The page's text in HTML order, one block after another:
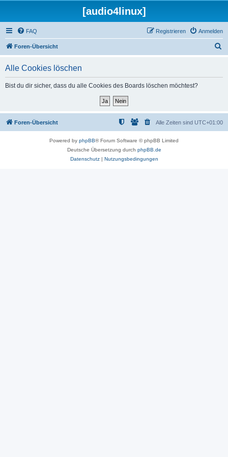
[audio4linux]
FAQ Anmelden
Registrieren
Foren-Übersicht
Alle Cookies löschen
Bist du dir sicher, dass du alle Cookies des Boards löschen möchtest?
Foren-Übersicht Alle Zeiten sind UTC+01:00
Powered by phpBB® Forum Software © phpBB Limited
Deutsche Übersetzung durch phpBB.de
Datenschutz| Nutzungsbedingungen